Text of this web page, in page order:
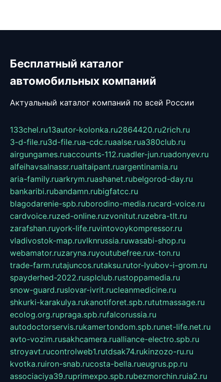
Бесплатный каталог
автомобильных компаний
Актуальный каталог компаний по всей России
133chel.ru13autor-kolonka.ru2864420.ru2rich.ru
3-d-file.ru3d-file.rua-cdc.ruaalse.rua380club.ru
airgungames.ruaccounts-112.ruadler-jun.ruadonyev.ru
alfeihavsalnassr.rualtaipant.ruargentinamia.ru
aria-family.ruarkrym.ruashanet.rubelgorod-day.ru
bankaribi.rubandamn.rubigfatcc.ru
blagodarenie-spb.ruborodino-media.rucard-voice.ru
cardvoice.ruzed-online.ruzvonitut.ruzebra-tlt.ru
zarafshan.ruyork-life.ruvintovoykompressor.ru
vladivostok-map.ruvlknrussia.ruwasabi-shop.ru
webamator.ruzaryna.ruyoutubefree.rux-ton.ru
trade-farm.rutajuncos.rutaksu.rutor-lyubov-i-grom.ru
spayderhed-2022.rusplclub.rustoppamedia.ru
snow-guard.ruslovar-ivrit.rucleanmedicine.ru
shkurki-karakulya.rukanotiforet.spb.rututmassage.ru
ecolog.org.rupraga.spb.rufalcorussia.ru
autodoctorservis.rukamertondom.spb.runet-life.net.ru
avto-vozim.rusakhcamera.rualliance-electro.spb.ru
stroyavt.rucontrolweb1.rutdsak74.rukinzozo-ru.ru
kvotka.ruiron-snab.rucosta-bella.rueugrus.pp.ru
associaciya39.ruprimexpo.spb.rubezmorchin.ruia2.ru